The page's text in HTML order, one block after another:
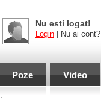
Nu esti logat!
Login | Nu ai cont?
Poze Video